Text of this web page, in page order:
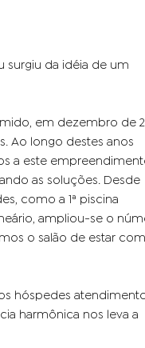
surgiu da idéia de um
em dezembro de
Ao longo destes anos
a este
as soluções. Desde
como a 1ª piscina
ampliou-se o
o salão de estar com
hóspedes
harmônica nos leva a